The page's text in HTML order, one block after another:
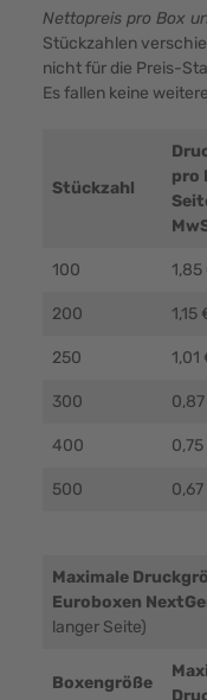
Nettopreis pro Box
Stückzahlen
nicht für die Preis-
Es fallen keine
Stückzahl
pro
100 1,85
200 1,15
250 1,01
300
400
500
Maximale
Euroboxen
langer Seite)
Boxengröße